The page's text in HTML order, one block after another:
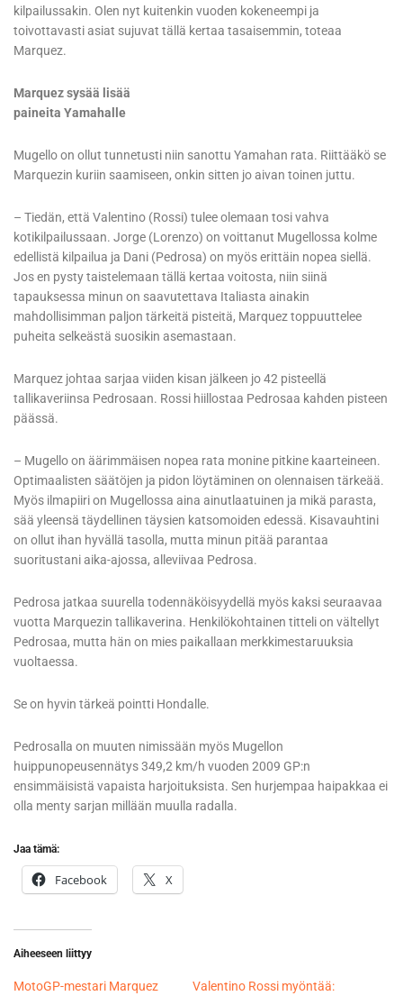
kilpailussakin. Olen nyt kuitenkin vuoden kokeneempi ja
toivottavasti asiat sujuvat tällä kertaa tasaisemmin, toteaa
Marquez.
Marquez sysää lisää
paineita Yamahalle
Mugello on ollut tunnetusti niin sanottu Yamahan rata. Riittääkö se
Marquezin kuriin saamiseen, onkin sitten jo aivan toinen juttu.
– Tiedän, että Valentino (Rossi) tulee olemaan tosi vahva
kotikilpailussaan. Jorge (Lorenzo) on voittanut Mugellossa kolme
edellistä kilpailua ja Dani (Pedrosa) on myös erittäin nopea siellä.
Jos en pysty taistelemaan tällä kertaa voitosta, niin siinä
tapauksessa minun on saavutettava Italiasta ainakin
mahdollisimman paljon tärkeitä pisteitä, Marquez toppuuttelee
puheita selkeästä suosikin asemastaan.
Marquez johtaa sarjaa viiden kisan jälkeen jo 42 pisteellä
tallikaveriinsa Pedrosaan. Rossi hiillostaa Pedrosaa kahden pisteen
päässä.
– Mugello on äärimmäisen nopea rata monine pitkine kaarteineen.
Optimaalisten säätöjen ja pidon löytäminen on olennaisen tärkeää.
Myös ilmapiiri on Mugellossa aina ainutlaatuinen ja mikä parasta,
sää yleensä täydellinen täysien katsomoiden edessä. Kisavauhtini
on ollut ihan hyvällä tasolla, mutta minun pitää parantaa
suoritustani aika-ajossa, alleviivaa Pedrosa.
Pedrosa jatkaa suurella todennäköisyydellä myös kaksi seuraavaa
vuotta Marquezin tallikaverina. Henkilökohtainen titteli on vältellyt
Pedrosaa, mutta hän on mies paikallaan merkkimestaruuksia
vuoltaessa.
Se on hyvin tärkeä pointti Hondalle.
Pedrosalla on muuten nimissään myös Mugellon
huippunopeusennätys 349,2 km/h vuoden 2009 GP:n
ensimmäisistä vapaista harjoituksista. Sen hurjempaa haipakkaa ei
olla menty sarjan millään muulla radalla.
Jaa tämä:
Facebook X
Aiheeseen liittyy
MotoGP-mestari Marquez
Valentino Rossi myöntää: